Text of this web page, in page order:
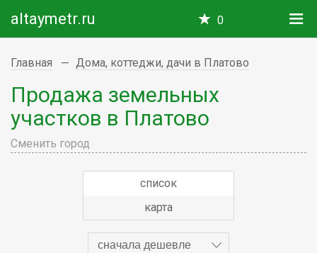
altaymetr.ru 0
Главная Дома, коттеджи, дачи в Платово
Продажа земельных
участков в Платово
Сменить город
список
карта
сначала дешевле